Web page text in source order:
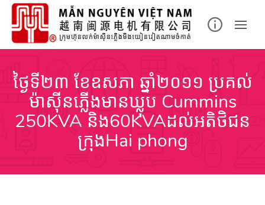
Skip
content
ថ្ងៃទី២៣ ខែឧសភា ឆ្នាំ២០១១ ប្រគល់
ម៉ាស៊ីនភ្លើងមានឃ្លុប Cummins
250KVA និង60KVAដល់អតិថិជន
ក្រុងHai phong